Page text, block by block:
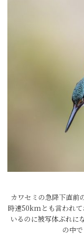
カワセミの急降下直前
時速50kmとも言われて
いるのに被写体ぶれに
の中